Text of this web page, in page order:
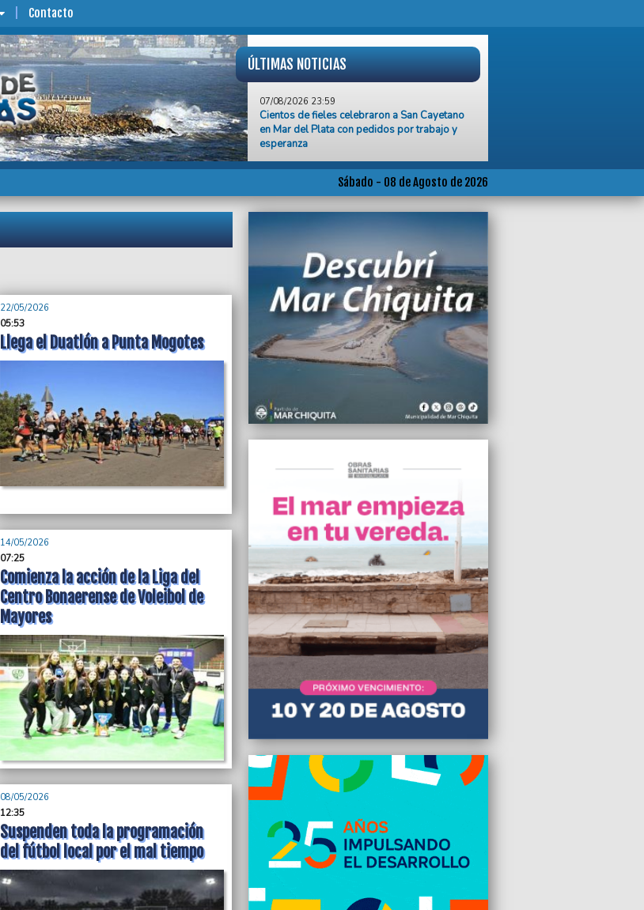
Contacto
ÚLTIMAS NOTICIAS
07/08/2026 23:59
Cientos de fieles celebraron a San Cayetano
en Mar del Plata con pedidos por trabajo y
esperanza
Triunfazo de Alvarado en Salta
07/08/2026 22:47
“La motosierra de Milei y Pettovello dejó a
miles de familias sin un ingreso”, denunció
07/08/2026 21:40
El equipo de Damonte no levanta cabeza, cayó
ante Rosario Central y sumó otra derrota en el
Clausura
07/08/2026 19:30
Trabajadores despedidos del ex Sadowa
protestaron por la falta de pago de las
07/08/2026 14:34
Asaltaron al ex concejal Guillermo Arroyo en
un violento robo en Neuquén y Belgrano
07/08/2026 11:45
Serebrinsky destacó la unidad de la UCR
bonaerense y el rol de la Convención
Provincial
07/08/2026 10:55
Toledo abonó solo el 40% de los salarios y el
SECZA se declara en estado de alerta y
movilización
07/08/2026 10:09
La producción automotriz cayó 16% en julio y
retrocede 18% en lo que va del año
07/08/2026 08:33
Pese al alerta meteorológico, hubo marcha en
Mar del Plata en defensa de la soberanía
nacional
Sábado - 08 de Agosto de 2026
22/05/2026
05:53
Llega el Duatlón a Punta Mogotes
14/05/2026
07:25
Comienza la acción de la Liga del
Centro Bonaerense de Voleibol de
Mayores
08/05/2026
12:35
Suspenden toda la programación
del fútbol local por el mal tiempo